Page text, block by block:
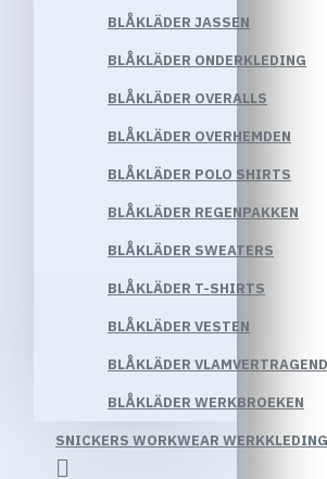
BLÅKLÄDER JASSEN
BLÅKLÄDER ONDERKLEDING
BLÅKLÄDER OVERALLS
BLÅKLÄDER OVERHEMDEN
BLÅKLÄDER POLO SHIRTS
BLÅKLÄDER REGENPAKKEN
BLÅKLÄDER SWEATERS
BLÅKLÄDER T-SHIRTS
BLÅKLÄDER VESTEN
BLÅKLÄDER
BLÅKLÄDER WERKBROEKEN
SNICKERS WORKWEAR WERKKLEDING